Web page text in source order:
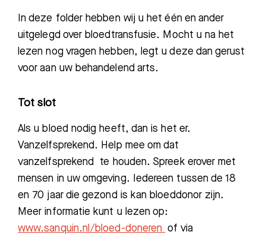
In deze folder hebben wij u het één en ander
uitgelegd over bloedtransfusie. Mocht u na het
lezen nog vragen hebben, legt u deze dan gerust
voor aan uw behandelend arts.
Tot slot
Als u bloed nodig heeft, dan is het er.
Vanzelfsprekend. Help mee om dat
vanzelfsprekend te houden. Spreek erover met
mensen in uw omgeving. Iedereen tussen de 18
en 70 jaar die gezond is kan bloeddonor zijn.
Meer informatie kunt u lezen op:
www.sanquin.nl/bloed-doneren of via